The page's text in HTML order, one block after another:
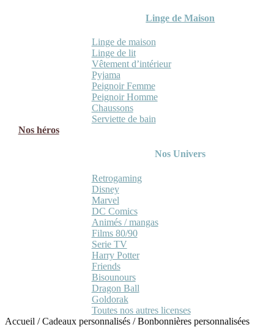
Linge de Maison
Linge de maison
Linge de lit
Vêtement d’intérieur
Pyjama
Peignoir Femme
Peignoir Homme
Chaussons
Serviette de bain
Nos héros
Nos Univers
Retrogaming
Disney
Marvel
DC Comics
Animés / mangas
Films 80/90
Serie TV
Harry Potter
Friends
Bisounours
Dragon Ball
Goldorak
Toutes nos autres licenses
Accueil /Cadeaux personnalisés /Bonbonnières personnalisées